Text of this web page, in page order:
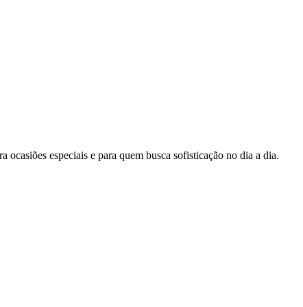
especiais e para quem busca sofisticação no dia a dia.